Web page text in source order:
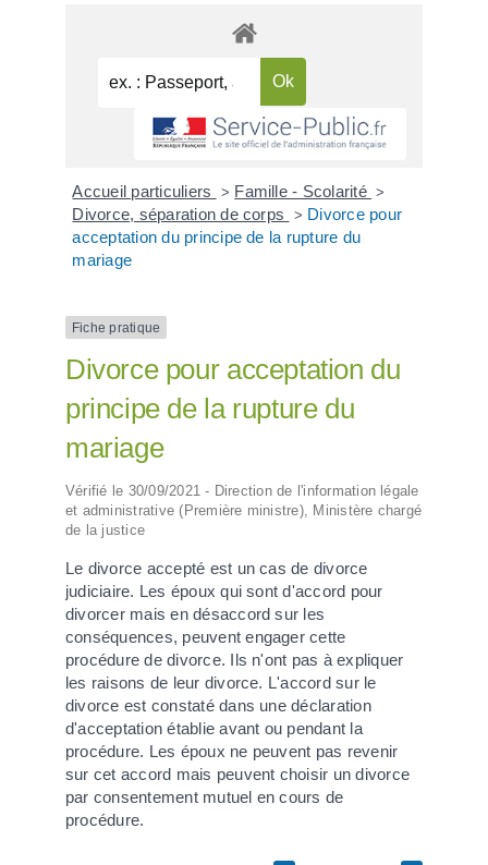
Accueil particuliers > Famille - Scolarité >
Divorce, séparation de corps > Divorce pour
acceptation du principe de la rupture du
mariage
Fiche pratique
Divorce pour acceptation du
principe de la rupture du
mariage
Vérifié le 30/09/2021 - Direction de l'information légale
et administrative (Première ministre), Ministère chargé
de la justice
Le divorce accepté est un cas de divorce
judiciaire. Les époux qui sont d'accord pour
divorcer mais en désaccord sur les
conséquences, peuvent engager cette
procédure de divorce. Ils n'ont pas à expliquer
les raisons de leur divorce. L'accord sur le
divorce est constaté dans une déclaration
d'acceptation établie avant ou pendant la
procédure. Les époux ne peuvent pas revenir
sur cet accord mais peuvent choisir un divorce
par consentement mutuel en cours de
procédure.